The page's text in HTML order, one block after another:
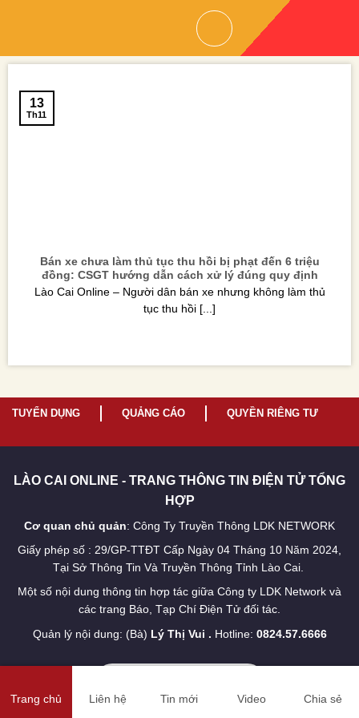
Bán xe chưa làm thủ tục thu hồi bị phạt đến 6 triệu
đồng: CSGT hướng dẫn cách xử lý đúng quy định
Lào Cai Online – Người dân bán xe nhưng không làm thủ
tục thu hồi [...]
13
Th11
TUYỂN DỤNG QUẢNG CÁO QUYỀN RIÊNG TƯ
LÀO CAI ONLINE - TRANG THÔNG TIN ĐIỆN TỬ TỔNG
HỢP
Cơ quan chủ quản: Công Ty Truyền Thông LDK NETWORK
Giấy phép số : 29/GP-TTĐT Cấp Ngày 04 Tháng 10 Năm 2024,
Tại Sở Thông Tin Và Truyền Thông Tỉnh Lào Cai.
Một số nội dung thông tin hợp tác giữa Công ty LDK Network và
các trang Báo, Tạp Chí Điện Tử đối tác.
Quản lý nội dung: (Bà) Lý Thị Vui . Hotline: 0824.57.6666
Trang chủ Liên hệ Tin mới Video Chia sẻ